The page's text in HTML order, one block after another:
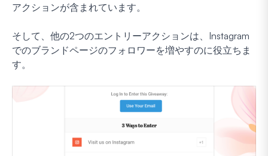
アクションが含まれています。
そして、他の2つのエントリーアクションは、Instagram
でのブランドページのフォロワーを増やすのに役立ちま
す。